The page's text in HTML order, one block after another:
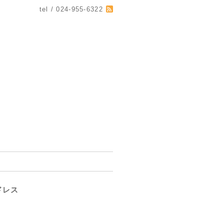
tel / 024-955-6322
レス